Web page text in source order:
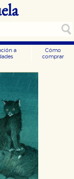
a
Cómo
comprar